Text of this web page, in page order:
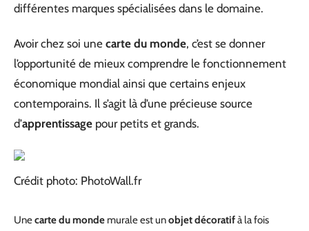
différentes marques spécialisées dans le domaine.
Avoir chez soi une carte du monde, c’est se donner
l’opportunité de mieux comprendre le fonctionnement
économique mondial ainsi que certains enjeux
contemporains. Il s’agit là d’une précieuse source
d’apprentissage pour petits et grands.
Crédit photo: PhotoWall.fr
Unecarte du monde murale est unobjet décoratifà la fois